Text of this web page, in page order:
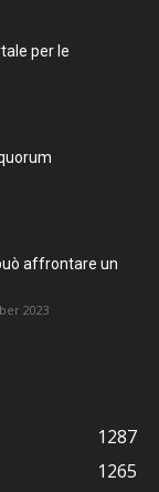
per le
affrontare un
2023
1287
1265